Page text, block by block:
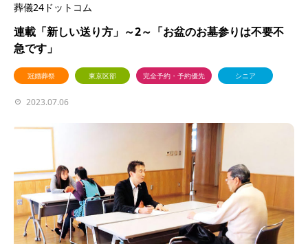
葬儀24ドットコム
連載「新しい送り方」～2～「お盆のお墓参りは不要不
急です」
冠婚葬祭 東京区部 完全予約・予約優先 シニア
2023.07.06